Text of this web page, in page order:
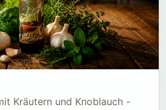
Kräutern und Knoblauch -